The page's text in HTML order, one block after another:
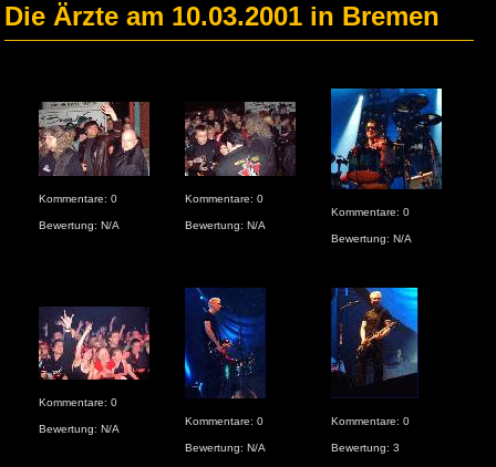
Die Ärzte am 10.03.2001 in Bremen
Kommentare: 0
Bewertung: N/A
Kommentare: 0
Bewertung: N/A
Kommentare: 0
Bewertung: N/A
Kommentare: 0
Bewertung: N/A
Kommentare: 0
Bewertung: N/A
Kommentare: 0
Bewertung: 3